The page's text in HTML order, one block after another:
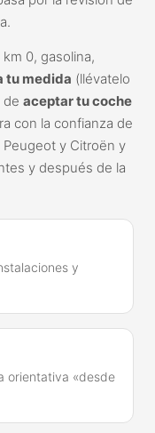
0, gasolina,
tu medida (llévatelo
de aceptar tu coche
con la confianza de
y Citroën y
y después de la
y
orientativa «desde